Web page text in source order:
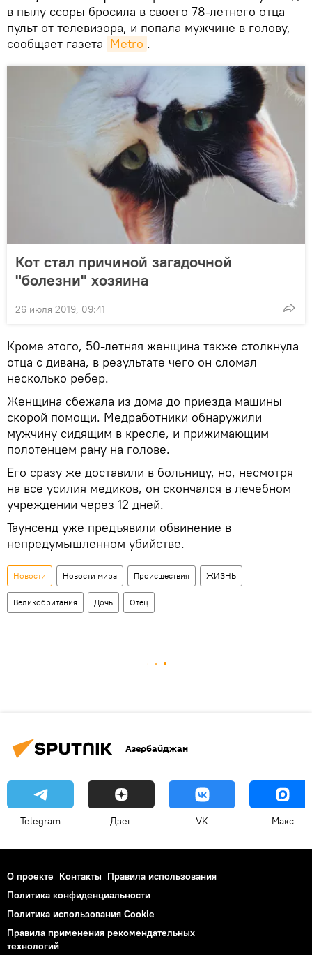
в пылу ссоры бросила в своего 78-летнего отца
пульт от телевизора, и попала мужчине в голову,
сообщает газета Metro .
Кот стал причиной загадочной
"болезни" хозяина
26 июля 2019, 09:41
Кроме этого, 50-летняя женщина также столкнула
отца с дивана, в результате чего он сломал
несколько ребер.
Женщина сбежала из дома до приезда машины
скорой помощи. Медработники обнаружили
мужчину сидящим в кресле, и прижимающим
полотенцем рану на голове.
Его сразу же доставили в больницу, но, несмотря
на все усилия медиков, он скончался в лечебном
учреждении через 12 дней.
Таунсенд уже предъявили обвинение в
непредумышленном убийстве.
Новости Новости мира Происшествия ЖИЗНЬ
Великобритания Дочь Отец
Азербайджан
Telegram Дзен VK Макс
О проекте Контакты Правила использования
Политика конфиденциальности
Политика использования Cookie
Правила применения рекомендательных
технологий